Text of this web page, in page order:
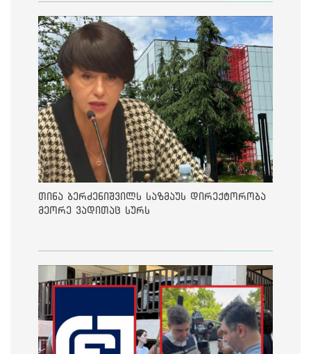
თინა ბერძენიშვილს საზმაუს დირექტორობა
მეორე ვადითაც სურს